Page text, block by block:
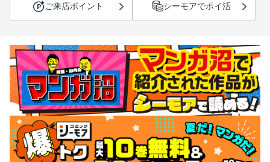
ご来店ポイント シーモアでポイ活